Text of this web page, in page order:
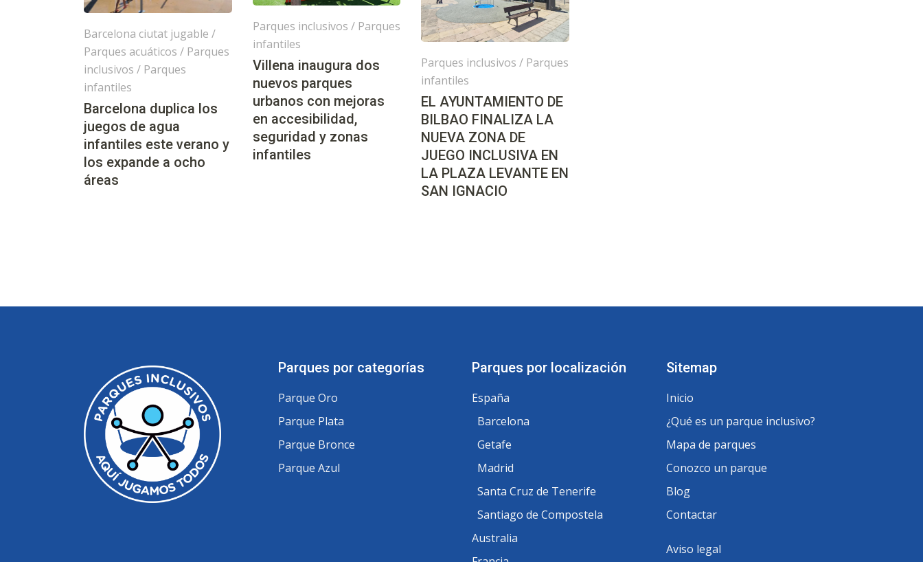
Barcelona ciutat jugable /
Parques acuáticos / Parques
inclusivos / Parques
infantiles
Barcelona duplica los
juegos de agua
infantiles este verano y
los expande a ocho
áreas
Parques inclusivos / Parques
infantiles
Villena inaugura dos
nuevos parques
urbanos con mejoras
en accesibilidad,
seguridad y zonas
infantiles
Parques inclusivos / Parques
infantiles
EL AYUNTAMIENTO DE
BILBAO FINALIZA LA
NUEVA ZONA DE
JUEGO INCLUSIVA EN
LA PLAZA LEVANTE EN
SAN IGNACIO
Parques por categorías
Parque Oro
Parque Plata
Parque Bronce
Parque Azul
Parques por localización
España
Barcelona
Getafe
Madrid
Santa Cruz de Tenerife
Santiago de Compostela
Australia
Sitemap
Inicio
¿Qué es un parque inclusivo?
Mapa de parques
Conozco un parque
Blog
Contactar
Aviso legal